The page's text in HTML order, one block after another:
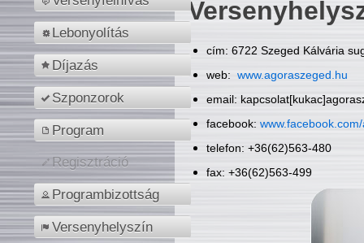
Lebonyolítás
Díjazás
Szponzorok
Program
Regisztráció
Programbizottság
Versenyhelyszín
cím: 6722 Szeged Kálvária
web: www.agoraszeged.hu
email:
facebook:
telefon: +36(62)563-480
fax: +36(62)563-499